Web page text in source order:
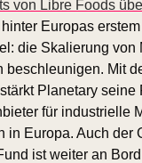
von Libre Foods
Europas
die Skalierung von
beschleunigen. Mit
Planetary seine
für industrielle
in Europa. Auch der
ist weiter an